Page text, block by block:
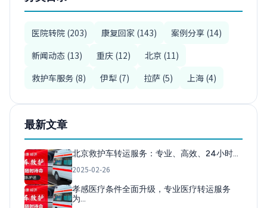
医院转院 (203) 康复回家 (143)
案例分享 (14)
新闻动态 (13)
重庆 (12)
北京 (11)
救护车服务 (8)
伊犁 (7) 拉萨 (5) 上海 (4)
最新文章
北京救护车转运服务：专业、高效、24小时…
2025-02-26
孝感医疗条件全面升级，专业医疗转运服务
为…